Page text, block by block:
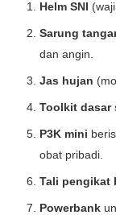
Helm SNI
Sarung
dan angin.
Jas hujan
Toolkit dasar
P3K mini
obat pribadi.
Tali pengikat
Powerbank